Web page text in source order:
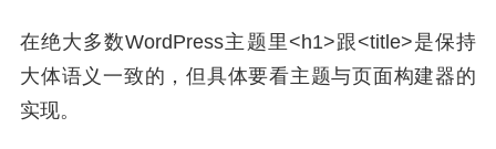
在绝大多数WordPress主题里<h1>跟<title>是保持
大体语义一致的，但具体要看主题与页面构建器的
实现。